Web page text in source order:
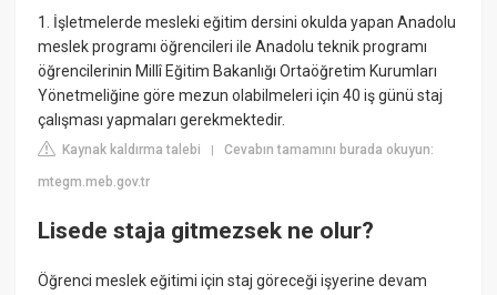
1. İşletmelerde mesleki eğitim dersini okulda yapan Anadolu
meslek programı öğrencileri ile Anadolu teknik programı
öğrencilerinin Millî Eğitim Bakanlığı Ortaöğretim Kurumları
Yönetmeliğine göre mezun olabilmeleri için 40 iş günü staj
çalışması yapmaları gerekmektedir.
Kaynak kaldırma talebi |Cevabın tamamını burada okuyun:
mtegm.meb.gov.tr
Lisede staja gitmezsek ne olur?
Öğrenci meslek eğitimi için staj göreceği işyerine devam